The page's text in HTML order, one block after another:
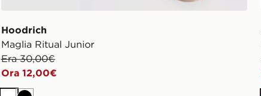
Hoodrich
Maglia Ritual Junior
Era 30,00€
Ora 12,00€